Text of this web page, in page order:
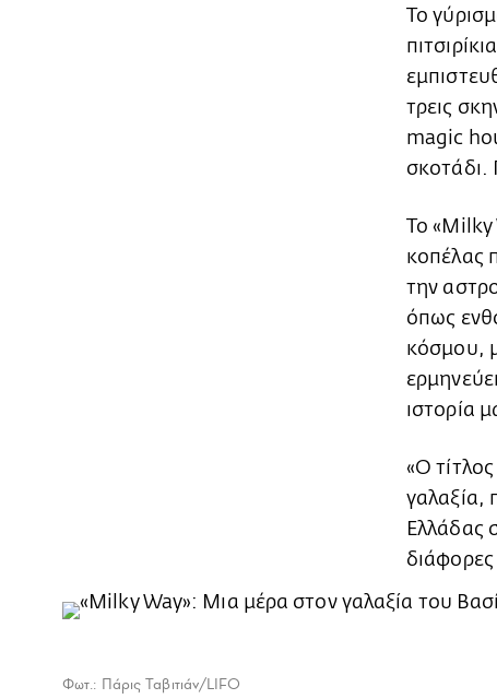
Το
τρεις
magic
σκοτάδι.
Το «Milky
κοπέλας
την
όπως
κόσμου,
ιστορία
«Ο
γαλαξία,
Ελλάδας
διάφορες
Φωτ.: Πάρις Ταβιτιάν/LIFO